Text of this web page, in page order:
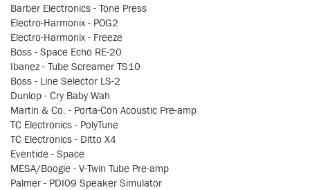
Barber Electronics - Tone Press
Electro-Harmonix - POG2
Electro-Harmonix - Freeze
Boss - Space Echo RE-20
Ibanez - Tube Screamer TS10
Boss - Line Selector LS-2
Dunlop - Cry Baby Wah
Martin & Co. - Porta-Con Acoustic Pre-amp
TC Electronics - PolyTune
TC Electronics - Ditto X4
Eventide - Space
MESA/Boogie - V-Twin Tube Pre-amp
Palmer - PDI09 Speaker Simulator